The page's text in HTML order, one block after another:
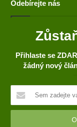
Odebírejte nás
Přihlaste se
žádný nový
m